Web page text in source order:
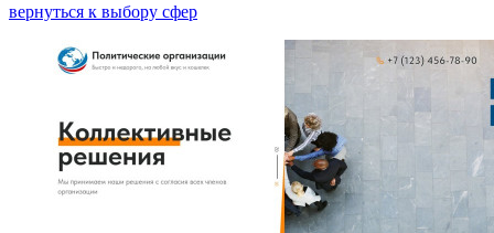
вернуться к выбору сфер